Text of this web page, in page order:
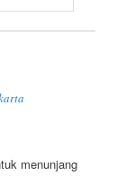
menunjang